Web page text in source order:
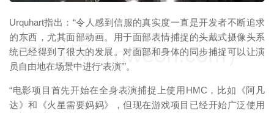
Urquhart指出：“令人感到信服的真实度一直是开发者不断追求
的东西，尤其面部动画。用于面部表情捕捉的头戴式摄像头系
统已经得到了很大的发展。对面部和身体的同步捕捉可以让演
员自由地在场景中进行‘表演’”。
“电影项目首先开始在全身表演捕捉上使用HMC，比如《阿凡
达》和《火星需要妈妈》，但现在游戏项目已经开始广泛使用
映维网（nweon.com）